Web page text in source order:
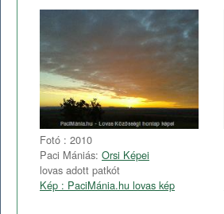
Fotó : 2010
Paci Mániás: Orsi Képei
lovas adott patkót
Kép : PaciMánia.hu lovas kép